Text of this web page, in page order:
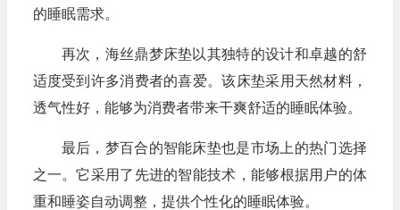
的睡眠需求。
再次，海丝鼎梦床垫以其独特的设计和卓越的舒
适度受到许多消费者的喜爱。该床垫采用天然材料，
透气性好，能够为消费者带来干爽舒适的睡眠体验。
最后，梦百合的智能床垫也是市场上的热门选择
之一。它采用了先进的智能技术，能够根据用户的体
重和睡姿自动调整，提供个性化的睡眠体验。